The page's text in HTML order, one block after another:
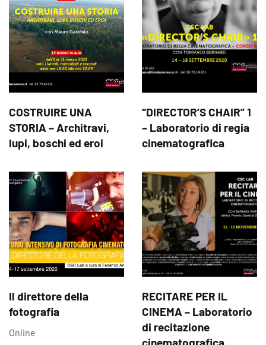
COSTRUIRE UNA
STORIA – Architravi,
lupi, boschi ed eroi
“DIRECTOR’S CHAIR” 1
– Laboratorio di regia
cinematografica
Il direttore della
fotografia
Online
RECITARE PER IL
CINEMA – Laboratorio
di recitazione